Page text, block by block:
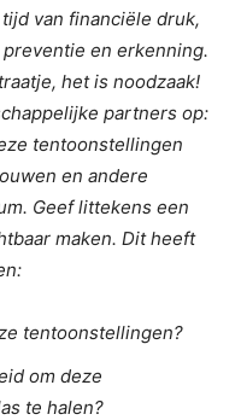
van financiële druk,
en erkenning.
het is noodzaak!
partners op:
tentoonstellingen
en andere
Geef littekens een
maken. Dit heeft
tentoonstellingen?
om deze
te halen?